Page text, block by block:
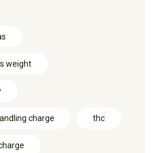
weight
charge thc